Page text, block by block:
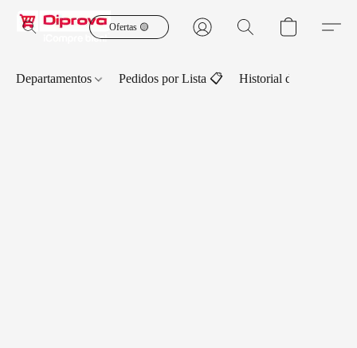
Ofertas 🟡
Departamentos Pedidos por Lista 📋 Historial de Pedidos